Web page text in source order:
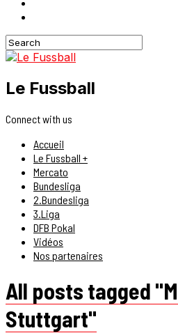
Le Fussball
Connect with us
Accueil
Le Fussball +
Mercato
Bundesliga
2.Bundesliga
3.Liga
DFB Pokal
Vidéos
Nos partenaires
All posts tagged
Stuttgart"